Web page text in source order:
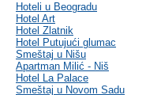
Hoteli u Beogradu
Hotel Art
Hotel Zlatnik
Hotel Putujući glumac
Smeštaj u Nišu
Apartman Milić - Niš
Hotel La Palace
Smeštaj u Novom Sadu